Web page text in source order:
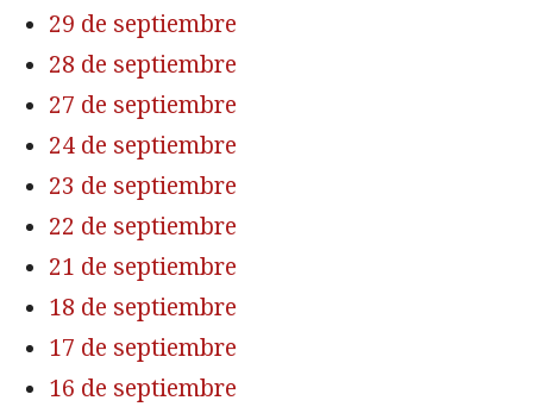
29 de septiembre
28 de septiembre
27 de septiembre
24 de septiembre
23 de septiembre
22 de septiembre
21 de septiembre
18 de septiembre
17 de septiembre
16 de septiembre